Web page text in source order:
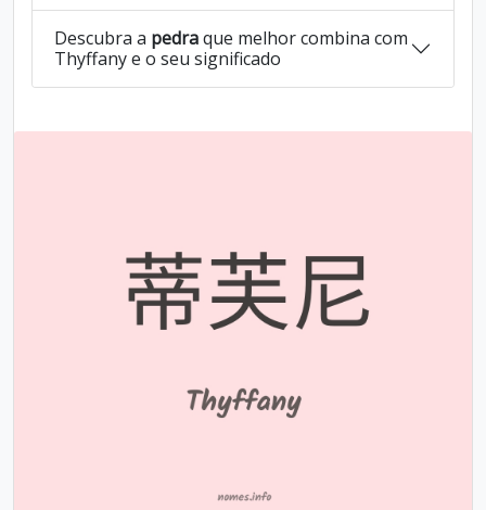
Descubra a pedraque melhor combina com
Thyffany e o seu significado